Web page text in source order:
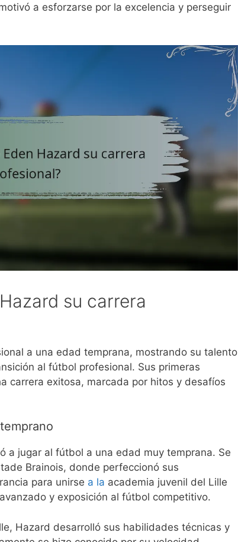
a esforzarse por la excelencia y perseguir
su carrera
a una edad temprana, mostrando su talento
al fútbol profesional. Sus primeras
carrera exitosa, marcada por hitos y desafíos
a jugar al fútbol a una edad muy temprana. Se
Brainois, donde perfeccionó sus
para unirse a la academia juvenil del Lille
y exposición al fútbol competitivo.
Hazard desarrolló sus habilidades técnicas y